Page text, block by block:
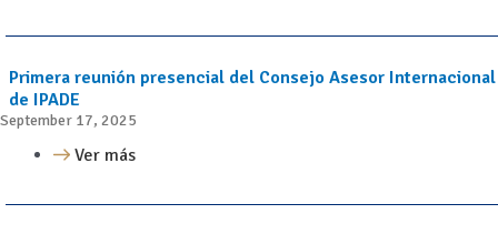
Primera reunión presencial del Consejo Asesor Internacional
de IPADE
September 17, 2025
Ver más